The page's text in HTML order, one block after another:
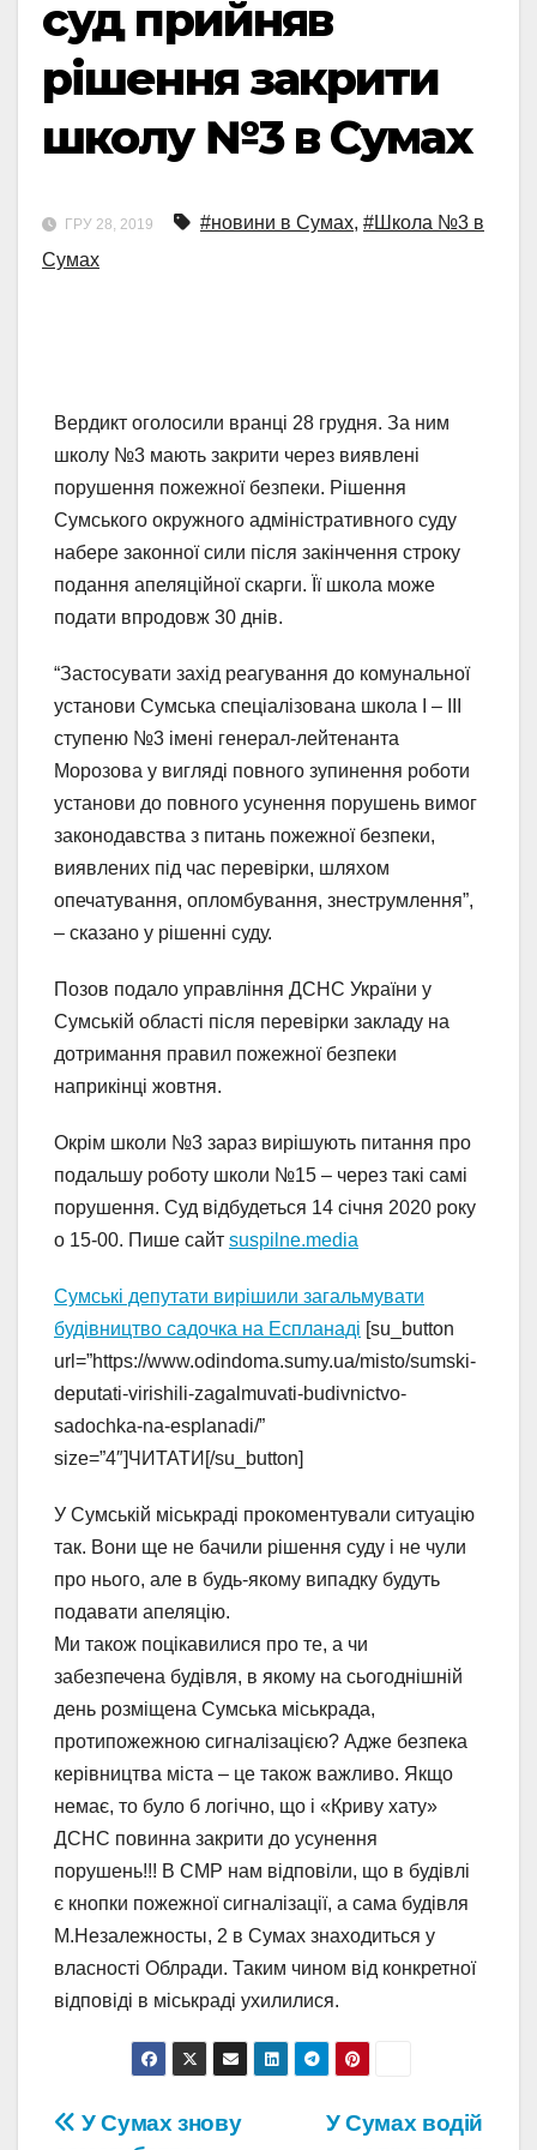
суд прийняв
рішення закрити
школу №3 в Сумах
ГРУ 28, 2019 #новини в Сумах, #Школа №3 в
Сумах
Вердикт оголосили вранці 28 грудня. За ним
школу №3 мають закрити через виявлені
порушення пожежної безпеки. Рішення
Сумського окружного адміністративного суду
набере законної сили після закінчення строку
подання апеляційної скарги. Її школа може
подати впродовж 30 днів.
“Застосувати захід реагування до комунальної
установи Сумська спеціалізована школа І – ІІІ
ступеню №3 імені генерал-лейтенанта
Морозова у вигляді повного зупинення роботи
установи до повного усунення порушень вимог
законодавства з питань пожежної безпеки,
виявлених під час перевірки, шляхом
опечатування, опломбування, знеструмлення”,
– сказано у рішенні суду.
Позов подало управління ДСНС України у
Сумській області після перевірки закладу на
дотримання правил пожежної безпеки
наприкінці жовтня.
Окрім школи №3 зараз вирішують питання про
подальшу роботу школи №15 – через такі самі
порушення. Суд відбудеться 14 січня 2020 року
о 15-00. Пише сайт suspilne.media
Сумські депутати вирішили загальмувати
будівництво садочка на Еспланаді [su_button
url=”https://www.odindoma.sumy.ua/misto/sumski-
deputati-virishili-zagalmuvati-budivnictvo-
sadochka-na-esplanadi/”
size=”4″]ЧИТАТИ[/su_button]
У Сумській міськраді прокоментували ситуацію
так. Вони ще не бачили рішення суду і не чули
про нього, але в будь-якому випадку будуть
подавати апеляцію.
Ми також поцікавилися про те, а чи
забезпечена будівля, в якому на сьогоднішній
день розміщена Сумська міськрада,
протипожежною сигналізацією? Адже безпека
керівництва міста – це також важливо. Якщо
немає, то було б логічно, що і «Криву хату»
ДСНС повинна закрити до усунення
порушень!!! В СМР нам відповіли, що в будівлі
є кнопки пожежної сигналізації, а сама будівля
М.Незалежносты, 2 в Сумах знаходиться у
власності Облради. Таким чином від конкретної
відповіді в міськраді ухилилися.
Навігація
У Сумах водій
У Сумах знову